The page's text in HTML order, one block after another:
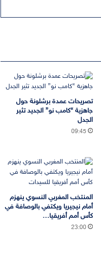
تصريحات عمدة برشلونة حول
جاهزية “كامب نو” الجديد تثير
الجدل
09:45
المنتخب المغربي النسوي ينهزم
أمام نيجيريا ويكتفي بالوصافة في
كأس أمم أفريقيا…
23:00